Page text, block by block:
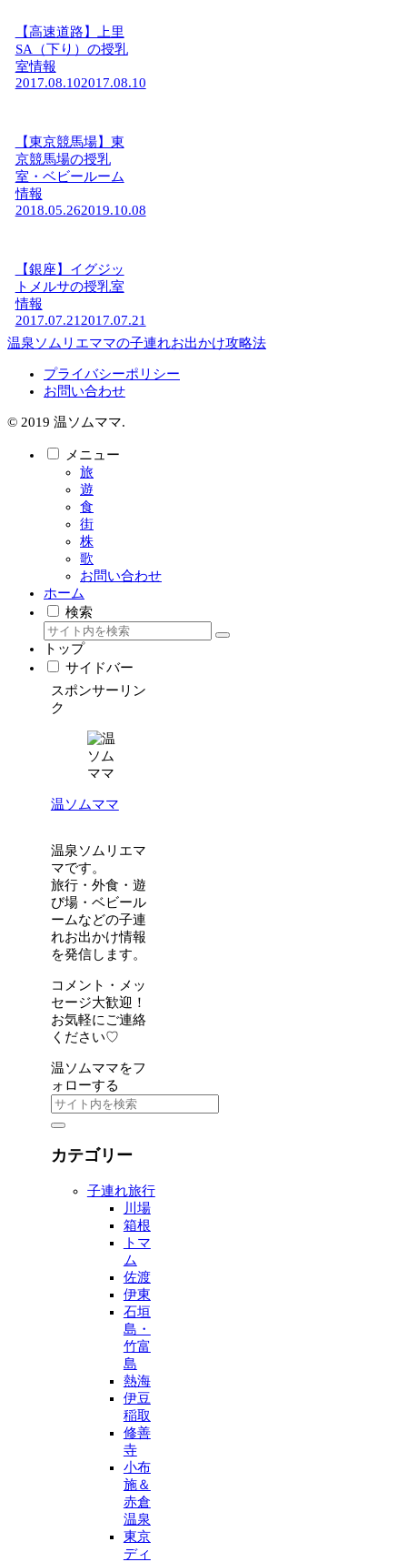
【高速道路】上里
SA（下り）の授乳
室情報
2017.08.102017.08.10
【東京競馬場】東
京競馬場の授乳
室・ベビールーム
情報
2018.05.262019.10.08
【銀座】イグジッ
トメルサの授乳室
情報
2017.07.212017.07.21
温泉ソムリエママの子連れお出かけ攻略法
プライバシーポリシー
お問い合わせ
© 2019 温ソムママ.
メニュー
旅
遊
食
街
株
歌
お問い合わせ
ホーム
検索
トップ
サイドバー
スポンサーリン
ク
温ソムママ
温泉ソムリエマ
マです。
旅行・外食・遊
び場・ベビール
ームなどの子連
れお出かけ情報
を発信します。
コメント・メッ
セージ大歓迎！
お気軽にご連絡
ください♡
温ソムママをフ
ォローする
カテゴリー
子連れ旅行
川場
箱根
トマ
ム
佐渡
伊東
石垣
島・
竹富
島
熱海
伊豆
稲取
修善
寺
小布
施＆
赤倉
温泉
東京
ディ